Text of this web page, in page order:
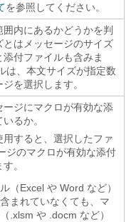
を参照してください。
内にあるかどうかを判
はメッセージのサイズ
付ファイルも含みま
は、本文サイズが指定数
を選択します。
ジにマクロが有効な添
るか。
すると、選択したファ
ジのマクロが有効な添付
。
（Excel や Word など）
まれていなくても、マ
.xlsm や .docm など）